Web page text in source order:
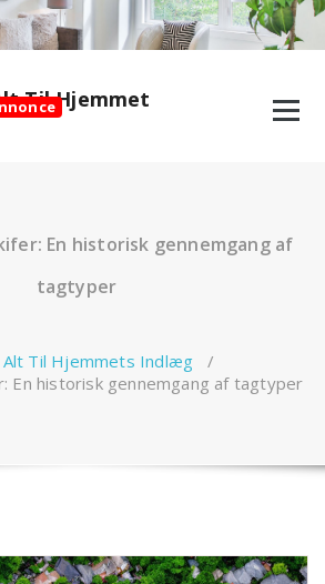
En historisk gennemgang af
tagtyper
Alt Til Hjemmets Indlæg /
En historisk gennemgang af tagtyper